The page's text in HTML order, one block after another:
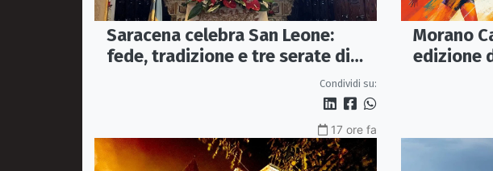
Saracena celebra San Leone:
fede, tradizione e tre serate di
Condividi su:
Morano
edizione
17 ore fa